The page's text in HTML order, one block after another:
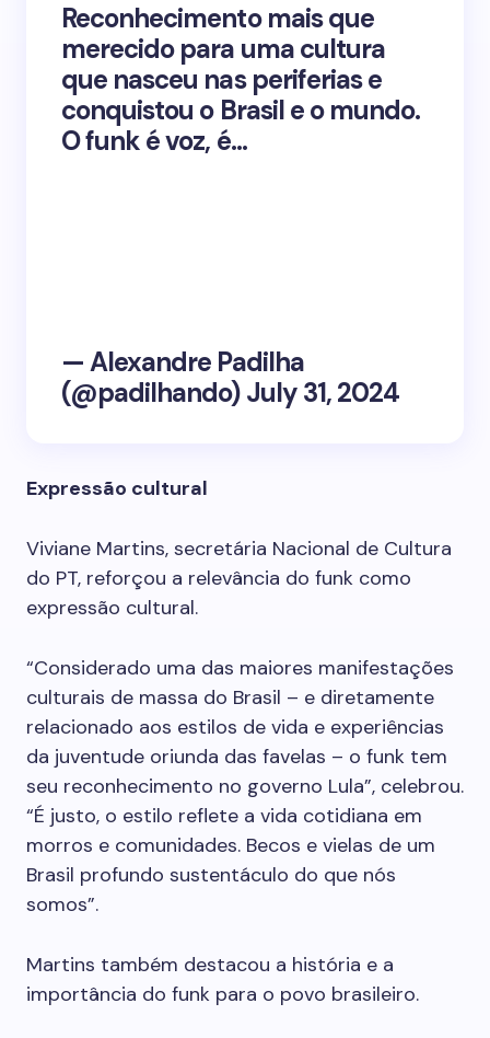
Reconhecimento mais que
merecido para uma cultura
que nasceu nas periferias e
conquistou o Brasil e o mundo.
O funk é voz, é…
— Alexandre Padilha
(@padilhando) July 31, 2024
Expressão cultural
Viviane Martins, secretária Nacional de Cultura
do PT, reforçou a relevância do funk como
expressão cultural.
“Considerado uma das maiores manifestações
culturais de massa do Brasil – e diretamente
relacionado aos estilos de vida e experiências
da juventude oriunda das favelas – o funk tem
seu reconhecimento no governo Lula”, celebrou.
“É justo, o estilo reflete a vida cotidiana em
morros e comunidades. Becos e vielas de um
Brasil profundo sustentáculo do que nós
somos”.
Martins também destacou a história e a
importância do funk para o povo brasileiro.